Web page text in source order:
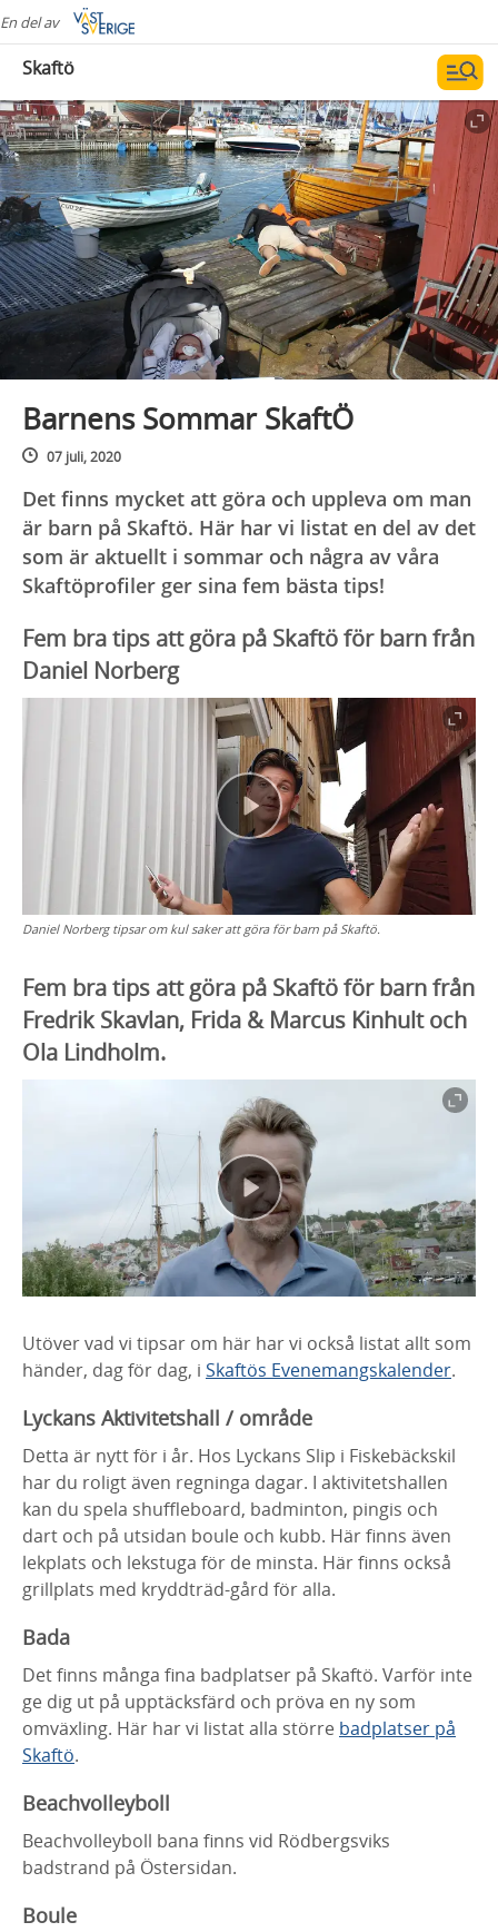
En del av
Skaftö
Barnens Sommar SkaftÖ
07 juli, 2020
Det finns mycket att göra och uppleva om man
är barn på Skaftö. Här har vi listat en del av det
som är aktuellt i sommar och några av våra
Skaftöprofiler ger sina fem bästa tips!
Fem bra tips att göra på Skaftö för barn från
Daniel Norberg
Daniel Norberg tipsar om kul saker att göra för barn på Skaftö.
Fem bra tips att göra på Skaftö för barn från
Fredrik Skavlan, Frida & Marcus Kinhult och
Ola Lindholm.
Utöver vad vi tipsar om här har vi också listat allt som
händer, dag för dag, i Skaftös Evenemangskalender.
Lyckans Aktivitetshall / område
Detta är nytt för i år. Hos Lyckans Slip i Fiskebäckskil
har du roligt även regninga dagar. I aktivitetshallen
kan du spela shuffleboard, badminton, pingis och
dart och på utsidan boule och kubb. Här finns även
lekplats och lekstuga för de minsta. Här finns också
grillplats med kryddträd-gård för alla.
Bada
Det finns många fina badplatser på Skaftö. Varför inte
ge dig ut på upptäcksfärd och pröva en ny som
omväxling. Här har vi listat alla större badplatser på
Skaftö.
Beachvolleyboll
Beachvolleyboll bana finns vid Rödbergsviks
badstrand på Östersidan.
Boule